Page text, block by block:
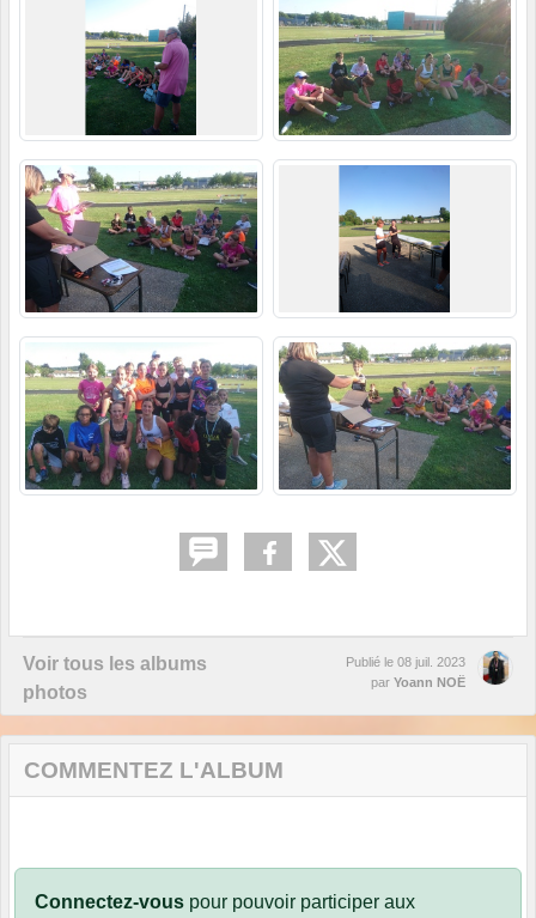
Voir tous les albums
photos
Publié le 08 juil. 2023
par Yoann NOË
COMMENTEZ L'ALBUM
Connectez-vous pour pouvoir participer aux